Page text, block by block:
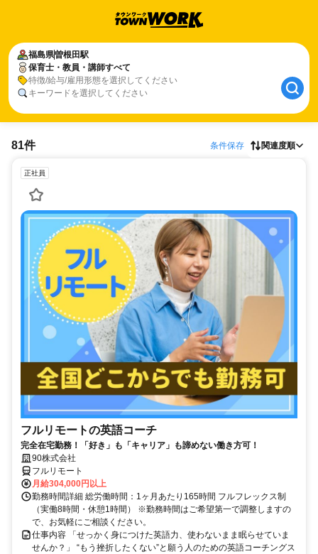
福島県曽根田駅
保育士・教員・講師すべて
特徴/給与/雇用形態を選択してください
キーワードを選択してください
81件 条件保存 関連度順
正社員
フルリモートの英語コーチ
完全在宅勤務！「好き」も「キャリア」も諦めない働き方可！
90株式会社
フルリモート
月給304,000円以上
勤務時間詳細 総労働時間：1ヶ月あたり165時間 フルフレックス制
（実働8時間・休憩1時間） ※勤務時間はご希望第一で調整しますの
で、お気軽にご相談ください。
仕事内容 「せっかく身につけた英語力、使わないまま眠らせていま
せんか？」 “もう挫折したくない”と願う人のための英語コーチングス